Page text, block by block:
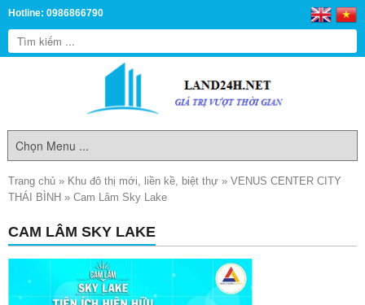
Hotline: 0986866790
Trang chủ » Khu đô thị mới, liền kề, biệt thự » VENUS CENTER CITY
THÁI BÌNH » Cam Lâm Sky Lake
CAM LÂM SKY LAKE